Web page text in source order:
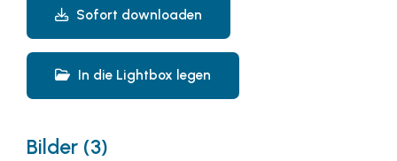
Sofort downloaden
In die Lightbox legen
Bilder (3)